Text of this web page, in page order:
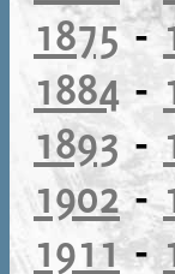
1875-
1884 -
1893 -
1902-
1911-